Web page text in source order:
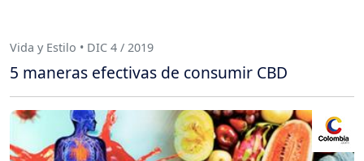
Vida y Estilo • DIC 4 / 2019
5 maneras efectivas de consumir CBD